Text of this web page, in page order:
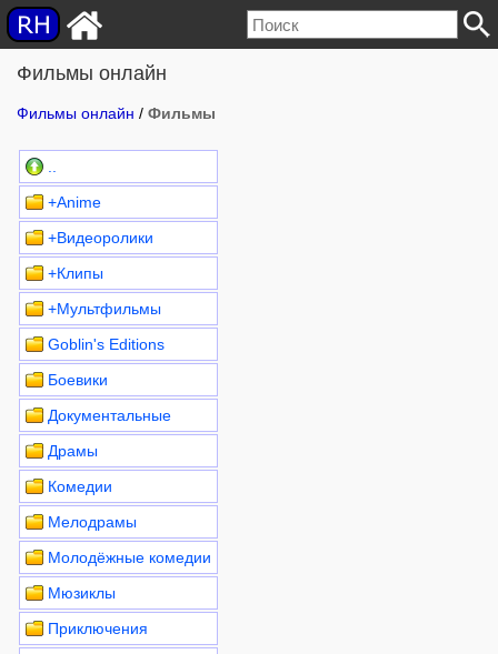
Фильмы онлайн
Фильмы онлайн / Фильмы
+Anime
+Видеоролики
+Клипы
+Мультфильмы
Goblin's Editions
Боевики
Документальные
Драмы
Комедии
Мелодрамы
Молодёжные комедии
Мюзиклы
Приключения